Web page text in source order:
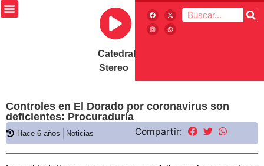
Catedral
Stereo
Controles en El Dorado por coronavirus son
deficientes: Procuraduría
Hace 6 años Noticias Compartir: